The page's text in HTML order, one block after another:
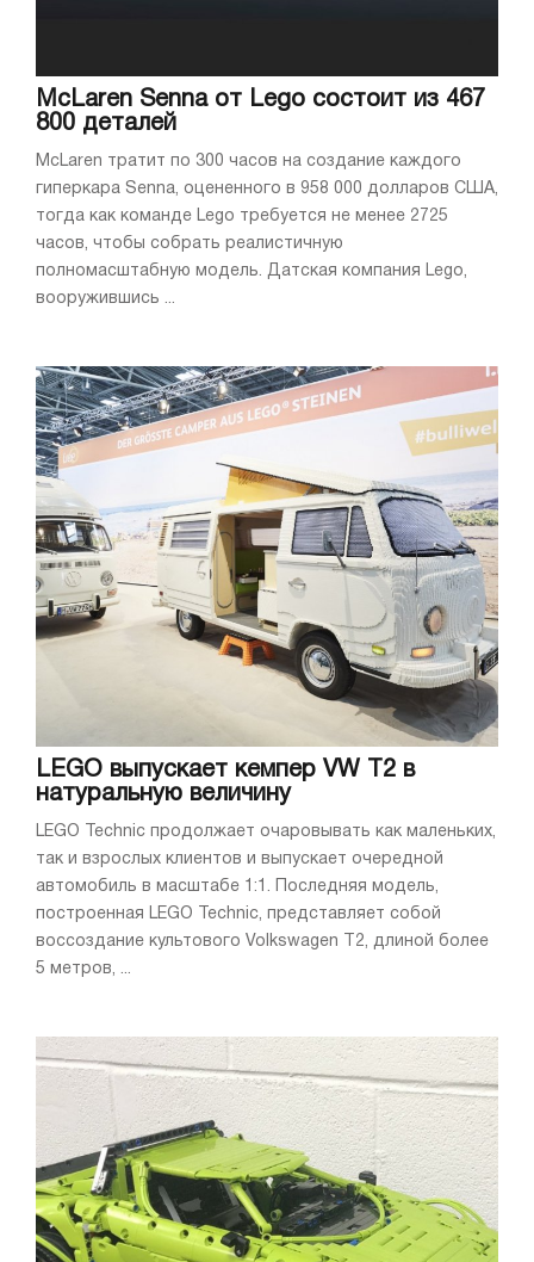
McLaren Senna от Lego состоит из 467
800 деталей
McLaren тратит по 300 часов на создание каждого
гиперкара Senna, оцененного в 958 000 долларов США,
тогда как команде Lego требуется не менее 2725
часов, чтобы собрать реалистичную
полномасштабную модель. Датская компания Lego,
вооружившись ...
LEGO выпускает кемпер VW T2 в
натуральную величину
LEGO Technic продолжает очаровывать как маленьких,
так и взрослых клиентов и выпускает очередной
автомобиль в масштабе 1:1. Последняя модель,
построенная LEGO Technic, представляет собой
воссоздание культового Volkswagen T2, длиной более
5 метров, ...